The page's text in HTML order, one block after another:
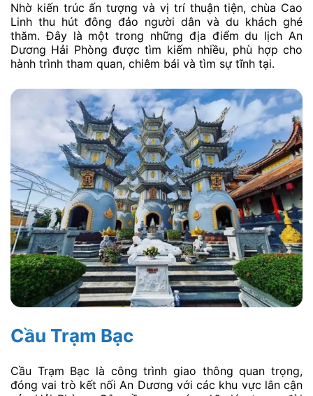
Nhờ kiến trúc ấn tượng và vị trí thuận tiện, chùa Cao
Linh thu hút đông đảo người dân và du khách ghé
thăm. Đây là một trong những địa điểm du lịch An
Dương Hải Phòng được tìm kiếm nhiều, phù hợp cho
hành trình tham quan, chiêm bái và tìm sự tĩnh tại.
Cầu Trạm Bạc
Cầu Trạm Bạc là công trình giao thông quan trọng,
đóng vai trò kết nối An Dương với các khu vực lân cận